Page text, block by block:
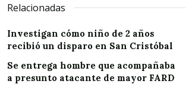
Relacionadas
Investigan cómo niño de 2 años
recibió un disparo en San Cristóbal
Se entrega hombre que acompañaba
a presunto atacante de mayor FARD